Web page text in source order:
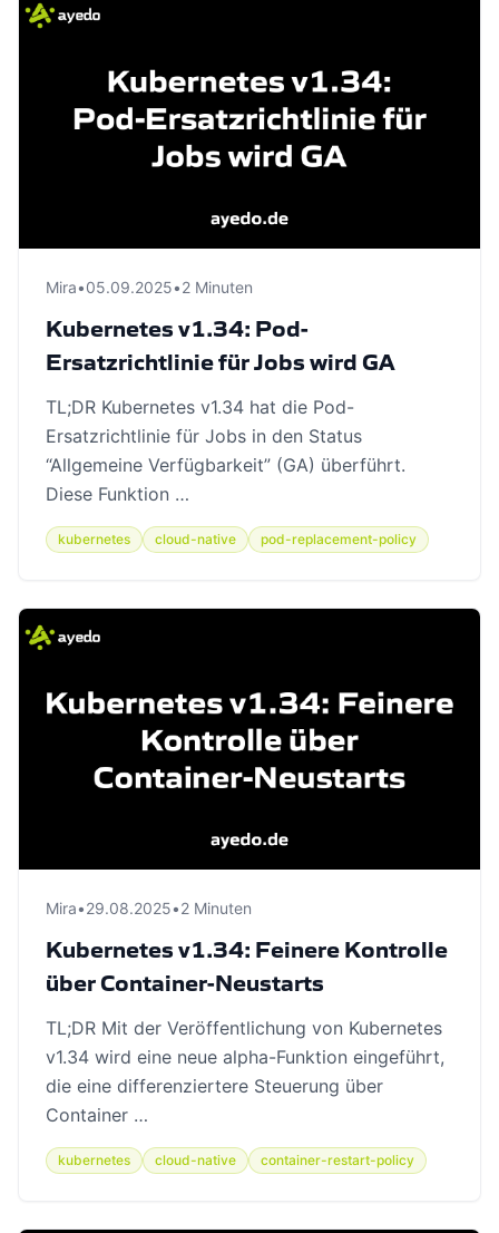
Mira•05.09.2025•2 Minuten
Kubernetes v1.34: Pod-
Ersatzrichtlinie für Jobs wird GA
TL;DR Kubernetes v1.34 hat die Pod-
Ersatzrichtlinie für Jobs in den Status
“Allgemeine Verfügbarkeit” (GA) überführt.
Diese Funktion …
kubernetes cloud-native pod-replacement-policy
Mira•29.08.2025•2 Minuten
Kubernetes v1.34: Feinere Kontrolle
über Container-Neustarts
TL;DR Mit der Veröffentlichung von Kubernetes
v1.34 wird eine neue alpha-Funktion eingeführt,
die eine differenziertere Steuerung über
Container …
kubernetes cloud-native container-restart-policy